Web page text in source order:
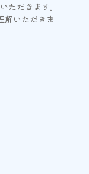
ただきます。
解いただきま